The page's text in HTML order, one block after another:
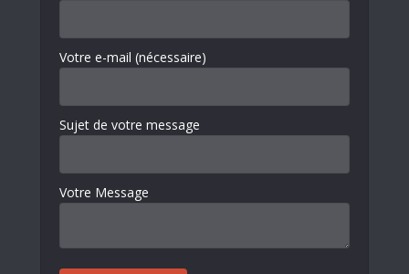
Votre e-mail (nécessaire)
Sujet de votre message
Votre Message